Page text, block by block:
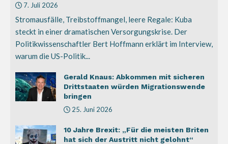
7. Juli 2026
Stromausfälle, Treibstoffmangel, leere Regale: Kuba
steckt in einer dramatischen Versorgungskrise. Der
Politikwissenschaftler Bert Hoffmann erklärt im Interview,
warum die US-Politik...
Gerald Knaus: Abkommen mit sicheren
Drittstaaten würden Migrationswende
bringen
25. Juni 2026
10 Jahre Brexit: „Für die meisten Briten
hat sich der Austritt nicht gelohnt“